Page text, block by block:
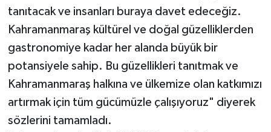
tanıtacak ve insanları buraya davet edeceğiz.
Kahramanmaraş kültürel ve doğal güzelliklerden
gastronomiye kadar her alanda büyük bir
potansiyele sahip. Bu güzellikleri tanıtmak ve
Kahramanmaraş halkına ve ülkemize olan katkımızı
artırmak için tüm gücümüzle çalışıyoruz" diyerek
sözlerini tamamladı.